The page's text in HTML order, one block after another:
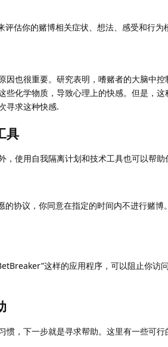
评估你的赌博相关症状、想法、感受和行为
因也很重要。研究表明，嗜赌者的大脑中
些化学物质，导致心理上的快感。但是，
寻求这种快感.
具
，使用自我隔离计划和技术工具也可以帮助
的协议，你同意在指定的时间内不进行赌
这样的应用程序，可以阻止你访
惯，下一步就是寻求帮助。这里有一些可行